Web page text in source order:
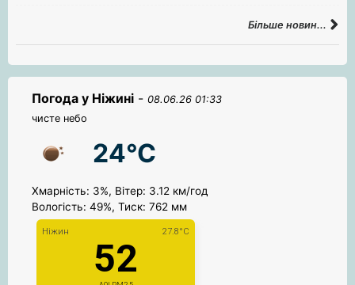
Більше новин...
Погода у Ніжині - 08.06.26 01:33
чисте небо
24°C
Хмарність: 3%, Вітер: 3.12 км/год
Вологість: 49%, Тиск: 762 мм